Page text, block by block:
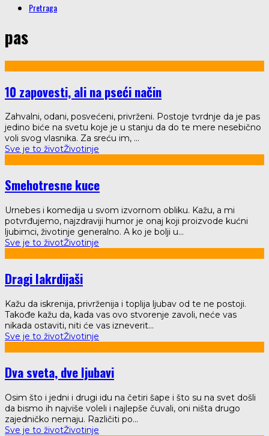
Pretraga
pas
10 zapovesti, ali na pseći način
Zahvalni, odani, posvećeni, privrženi. Postoje tvrdnje da je pas
jedino biće na svetu koje je u stanju da do te mere nesebično
voli svog vlasnika. Za sreću im, ...
Sve je to životŽivotinje
Smehotresne kuce
Urnebes i komedija u svom izvornom obliku. Kažu, a mi
potvrđujemo, najzdraviji humor je onaj koji proizvode kućni
ljubimci, životinje generalno. A ko je bolji u...
Sve je to životŽivotinje
Dragi lakrdijaši
Kažu da iskrenija, privrženija i toplija ljubav od te ne postoji.
Takođe kažu da, kada vas ovo stvorenje zavoli, neće vas
nikada ostaviti, niti će vas izneverit...
Sve je to životŽivotinje
Dva sveta, dve ljubavi
Osim što i jedni i drugi idu na četiri šape i što su na svet došli
da bismo ih najviše voleli i najlepše čuvali, oni ništa drugo
zajedničko nemaju. Različiti po...
Sve je to životŽivotinje